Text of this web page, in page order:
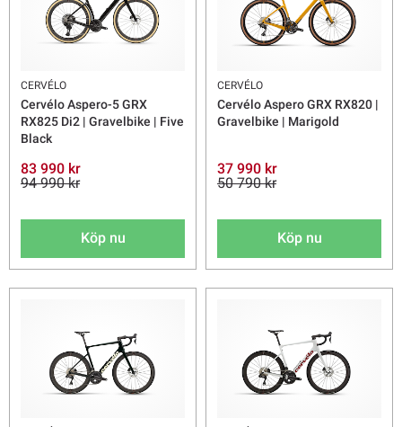
CERVÉLO
Cervélo Aspero-5 GRX
RX825 Di2 | Gravelbike | Five
Black
83 990 kr
94 990 kr
Köp nu
CERVÉLO
Cervélo Aspero GRX RX820 |
Gravelbike | Marigold
37 990 kr
50 790 kr
Köp nu